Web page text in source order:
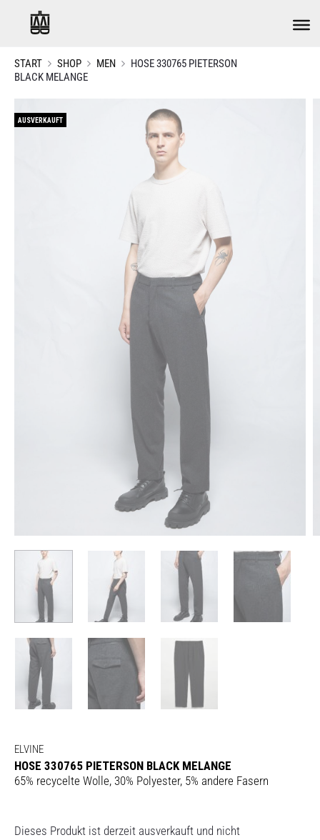
START SHOP MEN
HOSE 330765 PIETERSON
BLACK MELANGE
AUSVERKAUFT
ELVINE
HOSE 330765 PIETERSON BLACK MELANGE
65% recycelte Wolle, 30% Polyester, 5% andere Fasern
Dieses Produkt ist derzeit ausverkauft und nicht